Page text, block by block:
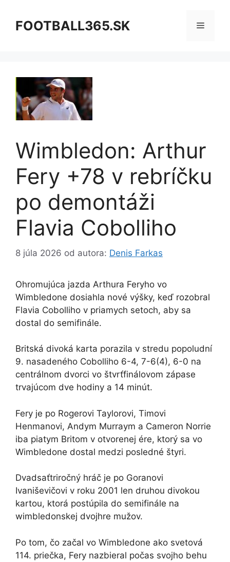
obsahFOOTBALL365.SK Menu
Wimbledon: Arthur
Fery +78 v rebríčku
po demontáži
Flavia Cobolliho
8 júla 2026 od autora: Denis Farkas
Ohromujúca jazda Arthura Feryho vo
Wimbledone dosiahla nové výšky, keď rozobral
Flavia Cobolliho v priamych setoch, aby sa
dostal do semifinále.
Britská divoká karta porazila v stredu popoludní
9. nasadeného Cobolliho 6-4, 7-6(4), 6-0 na
centrálnom dvorci vo štvrťfinálovom zápase
trvajúcom dve hodiny a 14 minút.
Fery je po Rogerovi Taylorovi, Timovi
Henmanovi, Andym Murraym a Cameron Norrie
iba piatym Britom v otvorenej ére, ktorý sa vo
Wimbledone dostal medzi posledné štyri.
Dvadsaťtriročný hráč je po Goranovi
Ivaniševičovi v roku 2001 len druhou divokou
kartou, ktorá postúpila do semifinále na
wimbledonskej dvojhre mužov.
Po tom, čo začal vo Wimbledone ako svetová
114. priečka, Fery nazbieral počas svojho behu